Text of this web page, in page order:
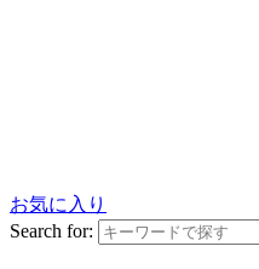
お気に入り
Search for: